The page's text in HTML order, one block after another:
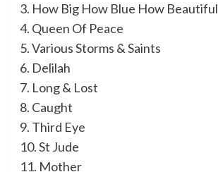
3. How Big How Blue How Beautiful
4. Queen Of Peace
5. Various Storms & Saints
6. Delilah
7. Long & Lost
8. Caught
9. Third Eye
10. St Jude
11. Mother